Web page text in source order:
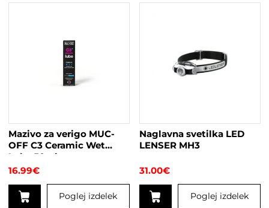
Mazivo za verigo MUC-
OFF C3 Ceramic Wet
Lube 50ml
16.99€
Poglej izdelek
Naglavna svetilka LED
LENSER MH3
31.00€
Poglej izdelek